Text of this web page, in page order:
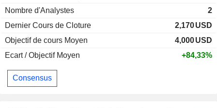
Nombre d'Analystes
2
Dernier Cours de Cloture
2,170USD
Objectif de cours Moyen
4,000USD
Ecart / Objectif Moyen
+84,33%
Consensus